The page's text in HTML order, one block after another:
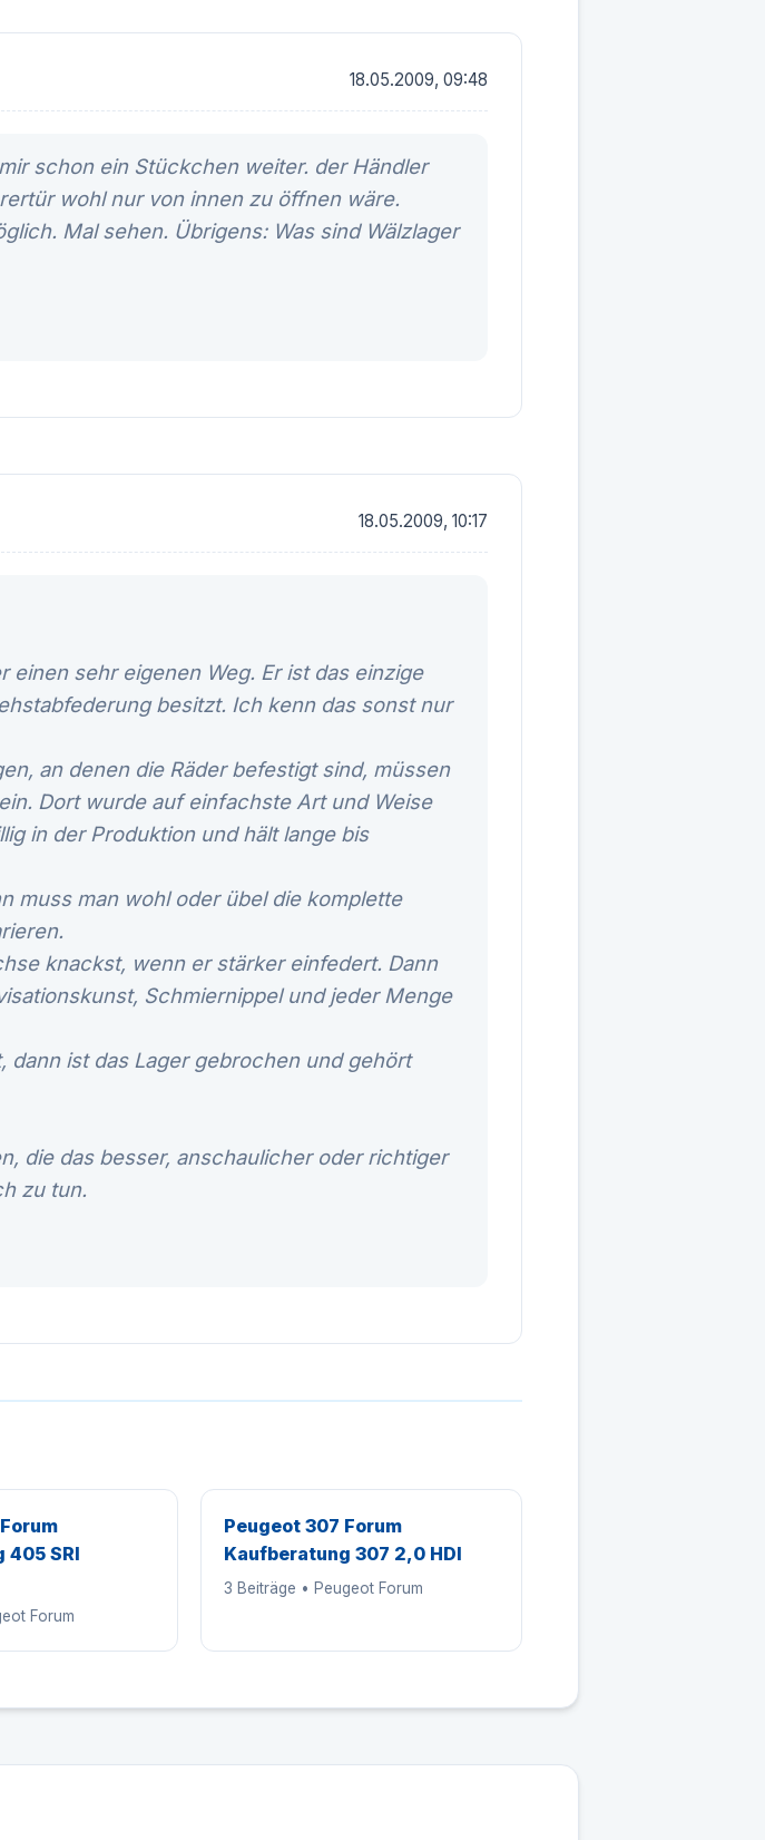
18.05.2009, 09:48
schon ein Stückchen weiter. der Händler
wohl nur von innen zu öffnen wäre.
Mal sehen. Übrigens: Was sind Wälzlager
18.05.2009, 10:17
sehr eigenen Weg. Er ist das einzige
besitzt. Ich kenn das sonst nur
an denen die Räder befestigt sind, müssen
Dort wurde auf einfachste Art und Weise
in der Produktion und hält lange bis
muss man wohl oder übel die komplette
knackst, wenn er stärker einfedert. Dann
Schmiernippel und jeder Menge
dann ist das Lager gebrochen und gehört
die das besser, anschaulicher oder richtiger
zu tun.
405 SRI
Forum
Peugeot 307 Forum
Kaufberatung 307 2,0 HDI
3 Beiträge • Peugeot Forum